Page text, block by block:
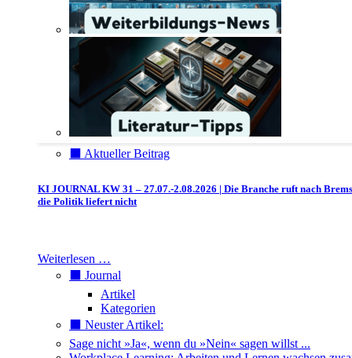
⬛️ Aktueller Beitrag
KI JOURNAL KW 31 – 27.07.-2.08.2026 | Die Branche ruft nach
die Politik liefert nicht
Weiterlesen …
⬛️ Journal
Artikel
Kategorien
⬛️ Neuster Artikel:
Sage nicht »Ja«, wenn du »Nein« sagen willst ...